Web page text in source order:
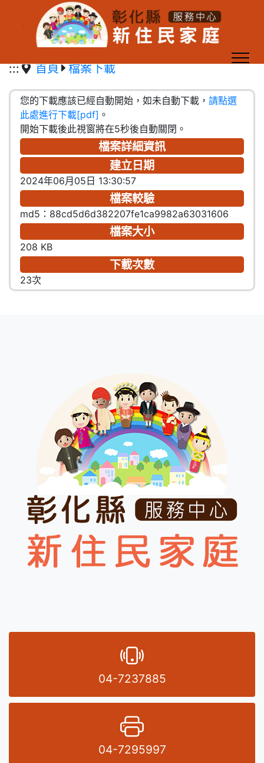
跳到主要內容區塊
::: 首頁 檔案下載
您的下載應該已經自動開始，如未自動下載， 請點選
此處進行下載[pdf] 。
開始下載後此視窗將在5秒後自動關閉。
檔案詳細資訊
建立日期
2024年06月05日 13:30:57
檔案較驗
md5：88cd5d6d382207fe1ca9982a63031606
檔案大小
208 KB
下載次數
23次
電話號碼
04-7237885
傳真號碼
04-7295997